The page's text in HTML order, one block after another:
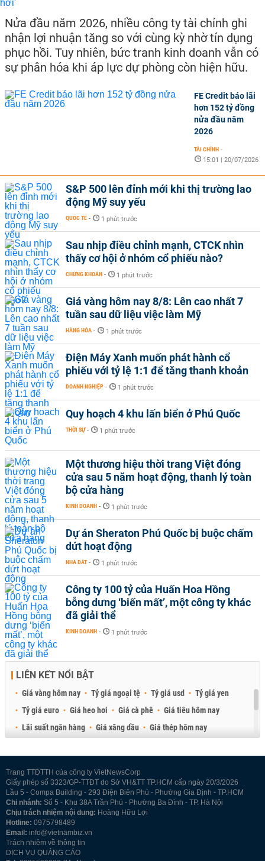
Nửa đầu năm 2026, nhiều công ty tài chính ghi
nhận lợi nhuận tăng so với cùng kỳ nhờ tín dụng
phục hồi. Tuy nhiên, bức tranh kinh doanh vẫn có
sự phân hóa khi áp lực dự phòng còn hiện hữu.
FE Credit báo lãi
hơn 152 tỷ đồng
nửa đầu năm
2026
TÀI CHÍNH -
15:01 | 20/07/2026
S&P 500 lên đỉnh mới khi thị trường lao
động Mỹ suy yếu
QUỐC TẾ - 1 phút trước
Sau nhịp điều chỉnh mạnh, CTCK nhìn
thấy cơ hội ở nhóm cổ phiếu nào?
CHỨNG KHOÁN - 1 phút trước
Giá vàng hôm nay 8/8: Lên cao nhất 7
tuần sau dữ liệu việc làm Mỹ
HÀNG HÓA - 1 phút trước
Điện Máy Xanh muốn phát hành cổ
phiếu với tỷ lệ 1:1 để tăng thanh khoản
DOANH NGHIỆP - 1 phút trước
Quy hoạch 4 khu lấn biển ở Phú Quốc
THỜI SỰ - 1 phút trước
Một thương hiệu thời trang Việt đóng
cửa sau 5 năm hoạt động, thanh lý toàn
bộ cửa hàng
KINH DOANH - 1 phút trước
Dự án Sheraton Phú Quốc bị buộc chấm
dứt hoạt động
NHÀ ĐẤT - 1 phút trước
Công ty 100 tỷ của Huấn Hoa Hồng
bỗng dưng ‘biến mất’, một công ty khác
đã giải thể
KINH DOANH - 1 phút trước
LIÊN KẾT NỔI BẬT
Giá vàng hôm nay Tỷ giá ngoại tệ Tỷ giá usd
Tỷ giá yen
Tỷ giá euro
Giá heo hơi Giá cà phê
Giá tiêu hôm nay
Lãi suất ngân hàng
Giá xăng dầu
Giá thép hôm nay
Trang TTĐTTH của công ty VietNewsCorp
Giấy phép số 3323/GP-TTĐT do Sở VH&TT TP.HCM cấp ngày 20/3/2026
Lầu 5 - Compa Building - 293 Điện Biên Phủ - Phường Gia Định - TP.HCM
Chi nhánh: Số 5 - Khu 38A Trần Phú - Phường Ba Đình - TP. Hà Nội
Chịu trách nhiệm nội dung: Hoàng Hữu Lợi
Hotline: 0975798489
Email: info@vietnambiz.vn
Trách nhiệm về thông tin
DỊCH VỤ QUẢNG CÁO